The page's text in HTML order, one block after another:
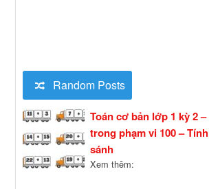
Random Posts
Toán cơ bản lớp 1 kỳ 2
trong phạm vi 100 –
sánh
Xem thêm: